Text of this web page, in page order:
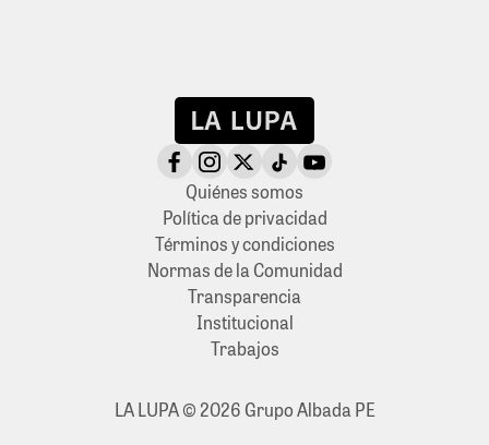
Quiénes somos
Política de privacidad
Términos y condiciones
Normas de la Comunidad
Transparencia
Institucional
Trabajos
LA LUPA © 2026 Grupo Albada PE